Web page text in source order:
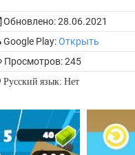
Обновлено:28.06.2021
Google Play:Открыть
Просмотров: 245
Русский язык: Нет